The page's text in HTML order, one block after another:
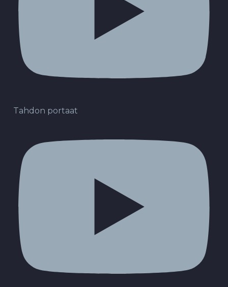
Tahdon portaat